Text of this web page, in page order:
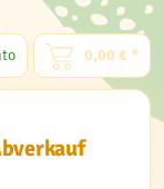
0,00 € *